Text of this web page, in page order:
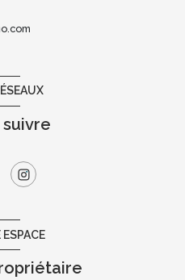
suivre